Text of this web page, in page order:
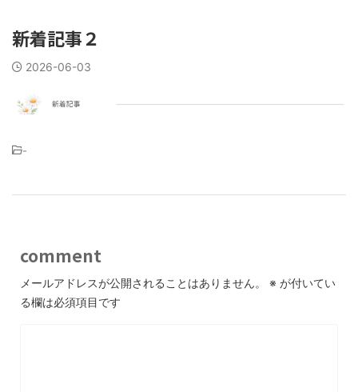
新着記事２
2026-06-03
-
comment
メールアドレスが公開されることはありません。 ※ が付いてい
る欄は必須項目です